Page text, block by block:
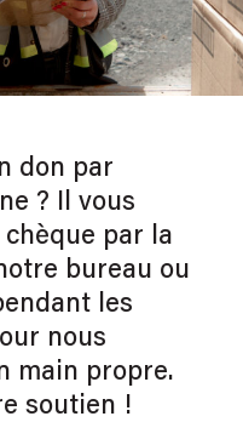
don par
? Il vous
par la
bureau ou
les
nous
main propre.
soutien !